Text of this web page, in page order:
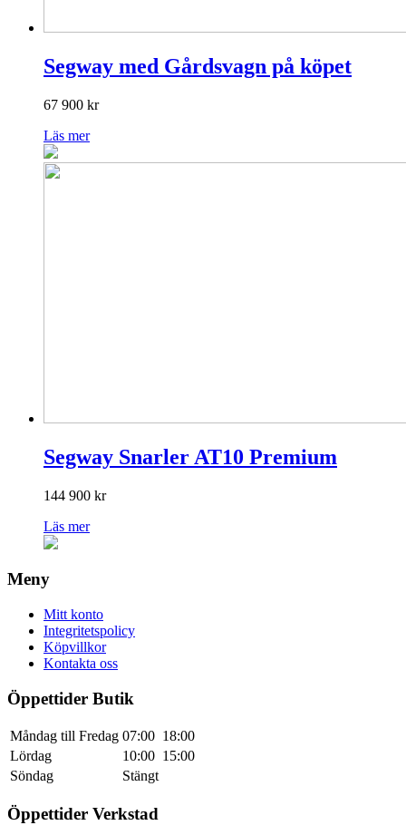
Segway med Gårdsvagn på köpet
67 900 kr
Läs mer
Segway Snarler AT10 Premium
144 900 kr
Läs mer
Meny
Mitt konto
Integritetspolicy
Köpvillkor
Kontakta oss
Öppettider Butik
Måndag till Fredag 07:00 18:00
Lördag
10:00 15:00
Söndag
Stängt
Öppettider Verkstad